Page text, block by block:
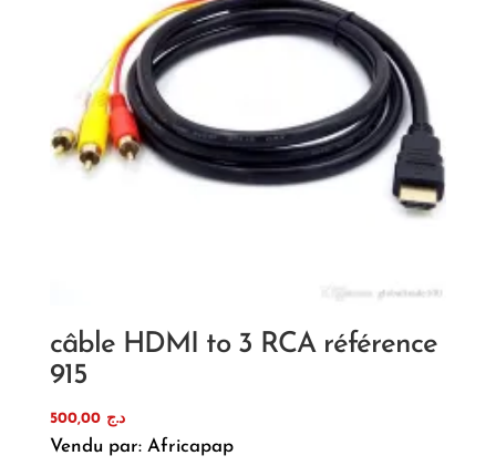
câble HDMI to 3 RCA référence
915
د.ج 500,00
Vendu par: Africapap